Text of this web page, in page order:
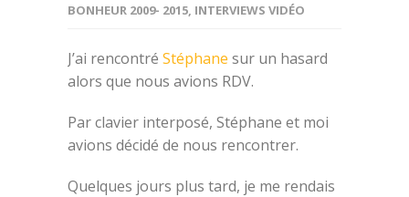
BONHEUR 2009- 2015, INTERVIEWS VIDÉO
J’ai rencontré Stéphane sur un hasard
alors que nous avions RDV.
Par clavier interposé, Stéphane et moi
avions décidé de nous rencontrer.
Quelques jours plus tard, je me rendais